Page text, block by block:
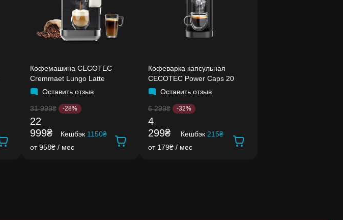
Кофемашина CECOTEC
Cremmaet Lungo Latte
Оставить отзыв
31 999₴ -28%
22
999₴
Кешбэк 1150₴
от 958₴ / мес
Кофеварка капсульная
CECOTEC Power Caps 20
Оставить отзыв
6 299₴ -32%
4
299₴
Кешбэк 215₴
от 179₴ / мес